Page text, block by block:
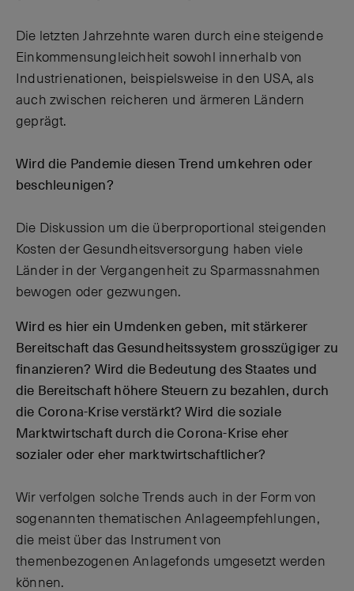
Die letzten Jahrzehnte waren durch eine steigende
Einkommensungleichheit sowohl innerhalb von
Industrienationen, beispielsweise in den USA, als
auch zwischen reicheren und ärmeren Ländern
geprägt.
Wird die Pandemie diesen Trend umkehren oder
beschleunigen?
Die Diskussion um die überproportional steigenden
Kosten der Gesundheitsversorgung haben viele
Länder in der Vergangenheit zu Sparmassnahmen
bewogen oder gezwungen.
Wird es hier ein Umdenken geben, mit stärkerer
Bereitschaft das Gesundheitssystem grosszügiger zu
finanzieren? Wird die Bedeutung des Staates und
die Bereitschaft höhere Steuern zu bezahlen, durch
die Corona-Krise verstärkt? Wird die soziale
Marktwirtschaft durch die Corona-Krise eher
sozialer oder eher marktwirtschaftlicher?
Wir verfolgen solche Trends auch in der Form von
sogenannten thematischen Anlageempfehlungen,
die meist über das Instrument von
themenbezogenen Anlagefonds umgesetzt werden
können.